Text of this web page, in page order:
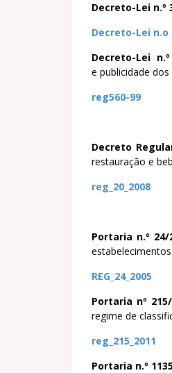
Decreto-Lei n.º
Decreto-Lei n.o
Decreto-Lei
e publicidade
reg560-99
Decreto
restauração e
reg_20_2008
Portaria n.º 24/
REG_24_2005
Portaria nº
regime de
reg_215_2011
Portaria n.º